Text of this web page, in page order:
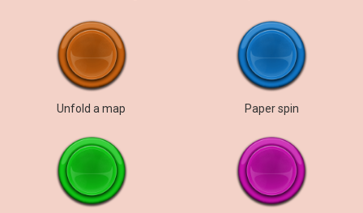
Unfold a map Paper spin